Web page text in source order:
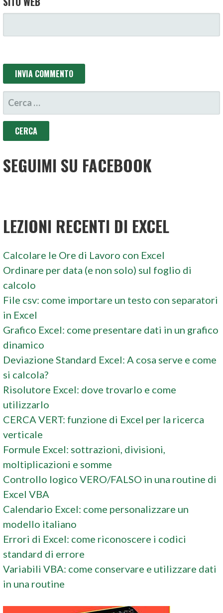
RICERCA
PER:
SEGUIMI SU FACEBOOK
LEZIONI RECENTI DI EXCEL
Calcolare le Ore di Lavoro con Excel
Ordinare per data (e non solo) sul foglio di
calcolo
File csv: come importare un testo con separatori
in Excel
Grafico Excel: come presentare dati in un grafico
dinamico
Deviazione Standard Excel: A cosa serve e come
si calcola?
Risolutore Excel: dove trovarlo e come
utilizzarlo
CERCA VERT: funzione di Excel per la ricerca
verticale
Formule Excel: sottrazioni, divisioni,
moltiplicazioni e somme
Controllo logico VERO/FALSO in una routine di
Excel VBA
Calendario Excel: come personalizzare un
modello italiano
Errori di Excel: come riconoscere i codici
standard di errore
Variabili VBA: come conservare e utilizzare dati
in una routine